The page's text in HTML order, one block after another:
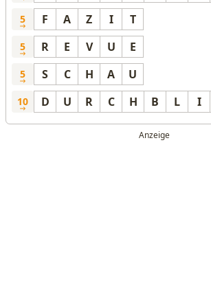
5 F A Z I T
5 R E V U E
5 S C H A U
10 D U R C H B L I